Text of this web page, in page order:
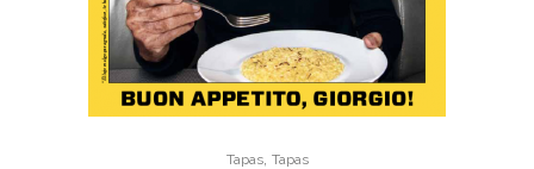
Tapas, Tapas